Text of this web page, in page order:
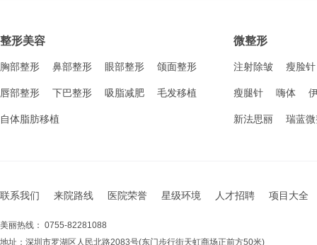
整形美容
胸部整形 鼻部整形 眼部整形 颌面整形
唇部整形 下巴整形 吸脂减肥 毛发移植
自体脂肪移植
微整形
注射除皱 瘦脸针
瘦腿针 嗨体
新法思丽 瑞蓝
联系我们 来院路线 医院荣誉 星级环境 人才招聘 项目大全
美丽热线： 0755-82281088
地址：深圳市罗湖区人民北路2083号(东门步行街天虹商场正前方50米)